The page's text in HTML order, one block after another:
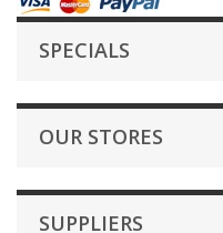
SPECIALS
OUR STORES
SUPPLIERS